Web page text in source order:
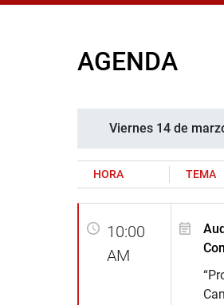
AGENDA
Viernes 14 de
HORA TEMA
10:00
AM